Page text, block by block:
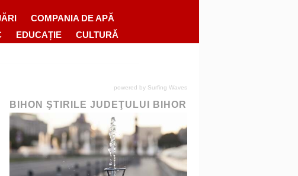
COMPANIA DE APĂ
EDUCAȚIE CULTURĂ
powered by Surfing Waves
BIHON ŞTIRILE JUDEŢULUI BIHOR